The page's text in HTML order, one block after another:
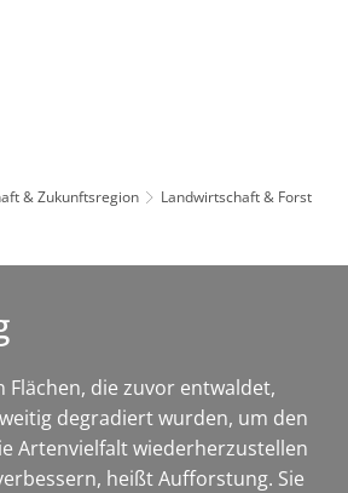
& Zukunftsregion
Landwirtschaft & Forst
Flächen, die zuvor entwaldet,
degradiert wurden, um den
Artenvielfalt wiederherzustellen
heißt Aufforstung. Sie